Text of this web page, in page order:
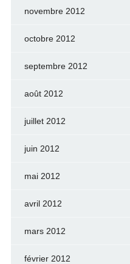
novembre 2012
octobre 2012
septembre 2012
août 2012
juillet 2012
juin 2012
mai 2012
avril 2012
mars 2012
février 2012